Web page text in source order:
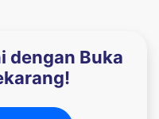
dengan Buka